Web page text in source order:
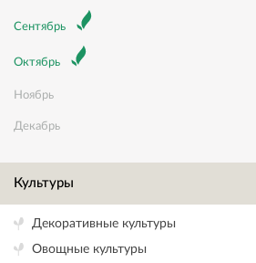
Сентябрь
Октябрь
Ноябрь
Декабрь
Культуры
Декоративные культуры
Овощные культуры